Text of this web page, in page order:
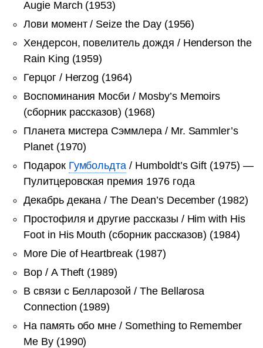
Augie March (1953)
Лови момент / Seize the Day (1956)
Хендерсон, повелитель дождя / Henderson the
Rain King (1959)
Герцог / Herzog (1964)
Воспоминания Мосби / Mosby’s Memoirs
(сборник рассказов) (1968)
Планета мистера Сэммлера / Mr. Sammler’s
Planet (1970)
Подарок Гумбольдта / Humboldt’s Gift (1975) —
Пулитцеровская премия 1976 года
Декабрь декана / The Dean’s December (1982)
Простофиля и другие рассказы / Him with His
Foot in His Mouth (сборник рассказов) (1984)
More Die of Heartbreak (1987)
Вор / A Theft (1989)
В связи с Белларозой / The Bellarosa
Connection (1989)
На память обо мне / Something to Remember
Me By (1990)